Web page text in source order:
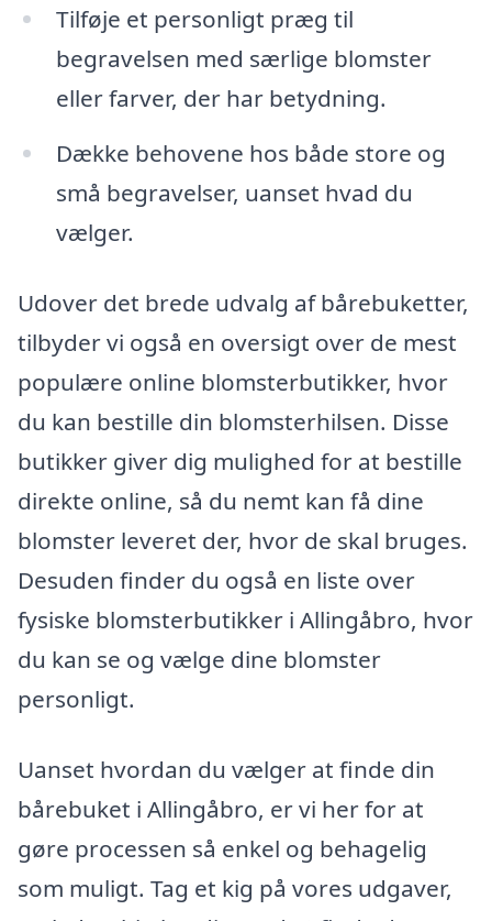
Tilføje et personligt præg til
begravelsen med særlige blomster
eller farver, der har betydning.
Dække behovene hos både store og
små begravelser, uanset hvad du
vælger.
Udover det brede udvalg af bårebuketter,
tilbyder vi også en oversigt over de mest
populære online blomsterbutikker, hvor
du kan bestille din blomsterhilsen. Disse
butikker giver dig mulighed for at bestille
direkte online, så du nemt kan få dine
blomster leveret der, hvor de skal bruges.
Desuden finder du også en liste over
fysiske blomsterbutikker i Allingåbro, hvor
du kan se og vælge dine blomster
personligt.
Uanset hvordan du vælger at finde din
bårebuket i Allingåbro, er vi her for at
gøre processen så enkel og behagelig
som muligt. Tag et kig på vores udgaver,